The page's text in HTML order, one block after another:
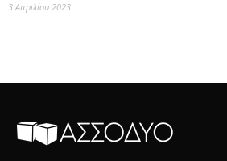
3 Απριλίου 2023